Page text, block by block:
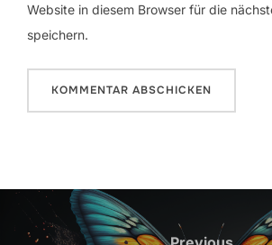
Website in diesem Browser für die
speichern.
Beitrags-
Previous